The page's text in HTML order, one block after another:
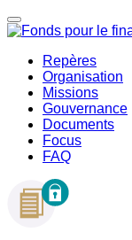
Repères
Organisation
Missions
Gouvernance
Documents
Focus
FAQ